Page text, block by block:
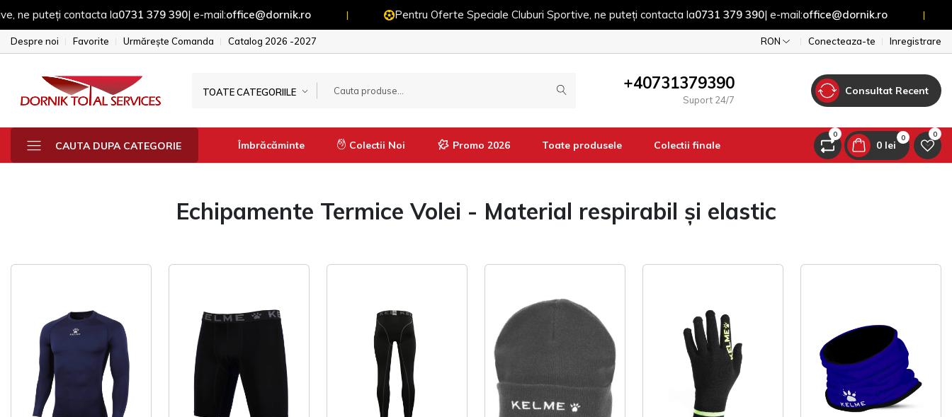
contacta la0731 379 390| e-mail: office@dornik.ro Pentru Oferte Speciale Cluburi Sportive, ne puteți contacta la0731 379 390| e-mail: office@dornik.ro
Despre noi Favorite Urmărește Comanda Catalog 2026 -2027 RON Conecteaza-te Inregistrare
TOATE CATEGORIILE +40731379390
Suport 24/7
Consultat Recent
CAUTA DUPA CATEGORIE Îmbrăcăminte
Fesuri - sepci - Manusi Imbracaminte termică
Geci & Jacheta
Geaca ploaie
Geaca scurta
Pantaloni
Pantaloni lungi
Pantaloni scurti
Bluza & Hanorace
Colectii Noi Promo 2026 Toate produsele Colectii finale
0 0
0 lei
0
Echipamente Termice Volei - Material respirabil și elastic